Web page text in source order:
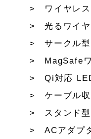
ワイヤレ
光るワイ
サークル
MagSafe
Qi対応
ケーブル
スタンド
ACアダプ